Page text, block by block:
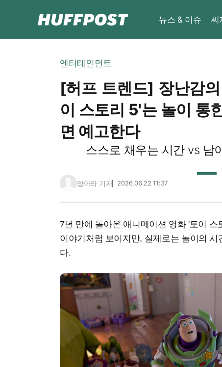
뉴스 & 이슈 씨
엔터테인먼트
[허프 트렌드] 장난감
이 스토리 5'는 놀이 통
면 예고한다
스스로 채우는 시간 vs 남
양아라 기자 2026.06.22 11:37
7년 만에 돌아온 애니메이션 영화 '토이
이야기처럼 보이지만, 실제로는 놀이의
다.